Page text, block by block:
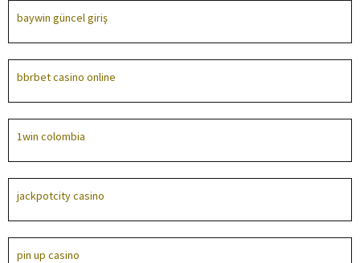
baywin güncel giriş
bbrbet casino online
1win colombia
jackpotcity casino
pin up casino